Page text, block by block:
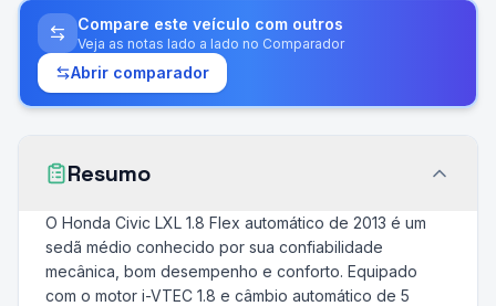
Compare este veículo com outros
Veja as notas lado a lado no Comparador
Abrir comparador
Resumo
O Honda Civic LXL 1.8 Flex automático de 2013 é um
sedã médio conhecido por sua confiabilidade
mecânica, bom desempenho e conforto. Equipado
com o motor i-VTEC 1.8 e câmbio automático de 5